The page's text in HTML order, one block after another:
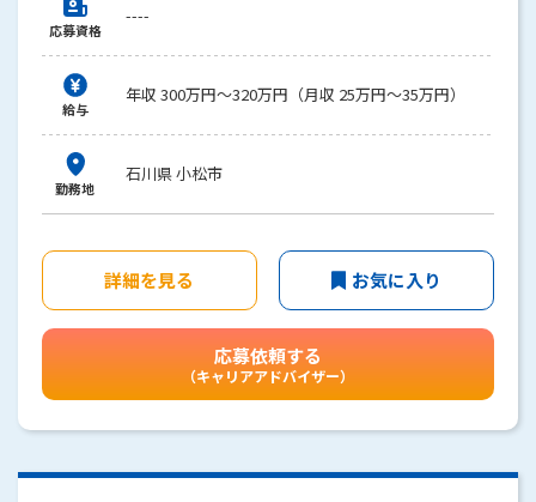
応募資格
----
給与
年収 300万円～320万円（月収 25万円～35万円）
勤務地
石川県 小松市
詳細を見る
応募依頼する
（キャリアアドバイザー）
お気に入り